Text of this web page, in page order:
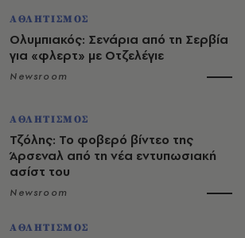
ΑΘΛΗΤΙΣΜΟΣ
Ολυμπιακός: Σενάρια από τη Σερβία
για «φλερτ» με Οτζελέγιε
Newsroom
ΑΘΛΗΤΙΣΜΟΣ
Τζόλης: Το φοβερό βίντεο της
Άρσεναλ από τη νέα εντυπωσιακή
ασίστ του
Newsroom
ΑΘΛΗΤΙΣΜΟΣ